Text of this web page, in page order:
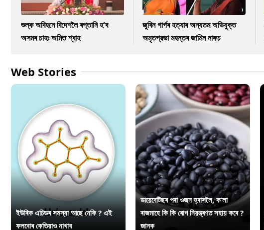
শুল্ক অবিহনে বিদেশলৈ ৰপ্তানি হ'ব
অসমৰ চাহঃ অমিত শ্বাহ
জুবিন গাৰ্গৰ হত্যাৰ অন্যতম অভিযুক্ত
অমৃতপ্রভা মহন্তৰ জামিন নাকচ
Web Stories
ইউৰিক এচিডৰ সমস্যা আছে নেকি ? এই
ফলবোৰ কেতিয়াও নাখাব
ডায়েবেটিছৰ পৰা ওজন হ্ৰাসলৈ, ক’লা
ৰাজমাহে কি কি ৰোগ নিয়ন্ত্ৰণত সহায় কৰে ?
জানক